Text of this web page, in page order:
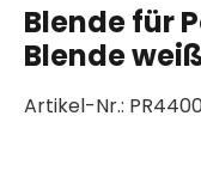
Blende für
Blende
Artikel-Nr.: